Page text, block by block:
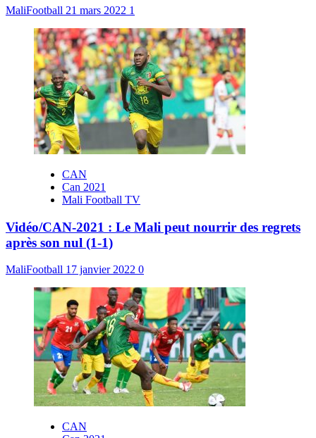
MaliFootball 21 mars 2022 1
CAN
Can 2021
Mali Football TV
Vidéo/CAN-2021 : Le Mali peut nourrir des regrets
après son nul (1-1)
MaliFootball 17 janvier 2022 0
CAN